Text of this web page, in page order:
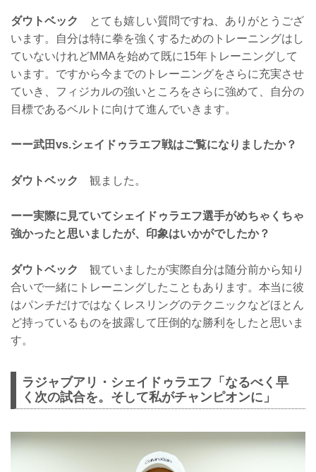
ダウトベック
とても嬉しい質問ですね、ありがとうござ
います。自分は特に拳を強くするためのトレーニングはし
ていないけれどMMAを始めて既に15年トレーニングして
います。ですから今までのトレーニングをさらに充実させ
ていき、フィジカルの強いところをさらに強めて、自分の
目標であるベルトに向けて進んでいきます。
ーー武田vs.シェイドゥラエフ戦はご覧になりましたか？
ダウトベック 観ました。
ーー実際に見ていてシェイドゥラエフ選手がめちゃくちゃ
強かったと思いましたが、印象はいかがでしたか？
ダウトベック
観ていましたが実際自分は随分前から知り
合いで一緒にトレーニングしたこともあります。本当に彼
はパンチだけではなくレスリングのテクニックなどほとん
ど持っているものを披露して圧倒的な勝利をしたと思いま
す。
ラジャブアリ・シェイドゥラエフ「なるべく早
く次の試合を。そして私がチャンピオンに」